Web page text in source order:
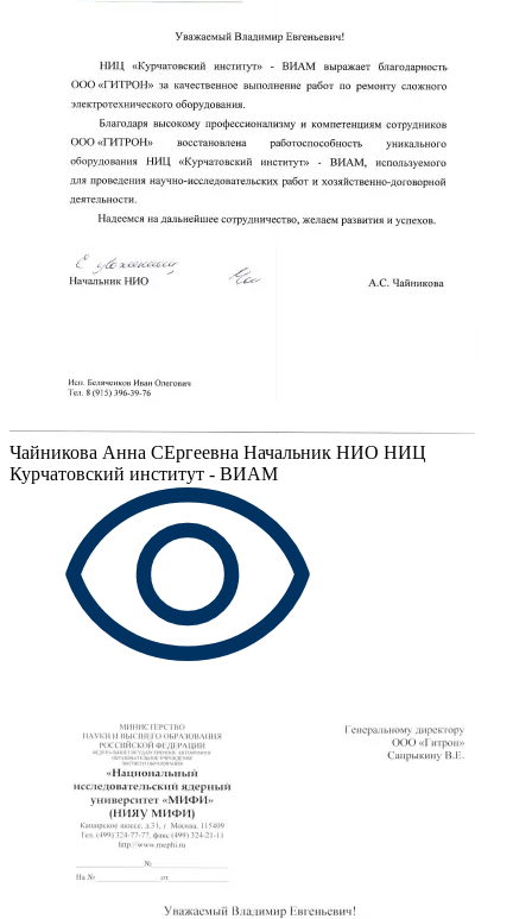
Чайникова Анна СЕргеевна Начальник НИО НИЦ
Курчатовский институт - ВИАМ